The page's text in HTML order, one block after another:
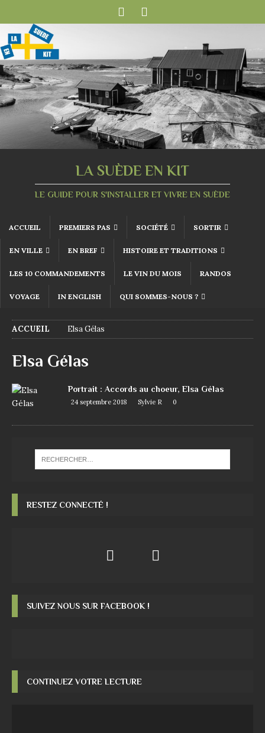
LA SUÈDE EN KIT
LE GUIDE POUR S'INSTALLER ET VIVRE EN SUÈDE
ACCUEIL PREMIERS PAS SOCIÉTÉ SORTIR
EN VILLE EN BREF HISTOIRE ET TRADITIONS
LES 10 COMMANDEMENTS LE VIN DU MOIS RANDOS
VOYAGE IN ENGLISH QUI SOMMES-NOUS ?
ACCUEIL Elsa Gélas
Elsa Gélas
Portrait : Accords au choeur, Elsa Gélas
24 septembre 2018 Sylvie R 0
RESTEZ CONNECTÉ !
SUIVEZ NOUS SUR FACEBOOK !
CONTINUEZ VOTRE LECTURE